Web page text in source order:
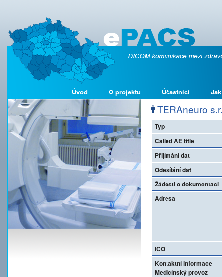
Úvod O projektu Účastníci
TERAneuro
Typ
Called AE title
Přijímání dat
Odesílání dat
Žádosti o dokumentaci
Adresa
IČO
Kontaktní informace
Medicínský provoz